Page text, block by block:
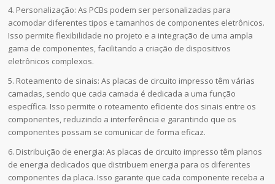
4. Personalização: As PCBs podem ser personalizadas para
acomodar diferentes tipos e tamanhos de componentes eletrônicos.
Isso permite flexibilidade no projeto e a integração de uma ampla
gama de componentes, facilitando a criação de dispositivos
eletrônicos complexos.
5. Roteamento de sinais: As placas de circuito impresso têm várias
camadas, sendo que cada camada é dedicada a uma função
específica. Isso permite o roteamento eficiente dos sinais entre os
componentes, reduzindo a interferência e garantindo que os
componentes possam se comunicar de forma eficaz.
6. Distribuição de energia: As placas de circuito impresso têm planos
de energia dedicados que distribuem energia para os diferentes
componentes da placa. Isso garante que cada componente receba a